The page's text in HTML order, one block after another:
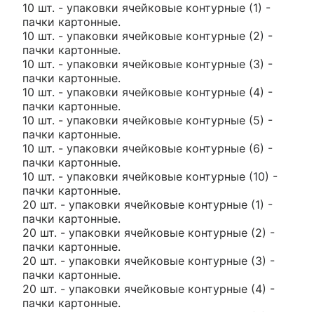
10 шт. - упаковки ячейковые контурные (1) -
пачки картонные.
10 шт. - упаковки ячейковые контурные (2) -
пачки картонные.
10 шт. - упаковки ячейковые контурные (3) -
пачки картонные.
10 шт. - упаковки ячейковые контурные (4) -
пачки картонные.
10 шт. - упаковки ячейковые контурные (5) -
пачки картонные.
10 шт. - упаковки ячейковые контурные (6) -
пачки картонные.
10 шт. - упаковки ячейковые контурные (10) -
пачки картонные.
20 шт. - упаковки ячейковые контурные (1) -
пачки картонные.
20 шт. - упаковки ячейковые контурные (2) -
пачки картонные.
20 шт. - упаковки ячейковые контурные (3) -
пачки картонные.
20 шт. - упаковки ячейковые контурные (4) -
пачки картонные.